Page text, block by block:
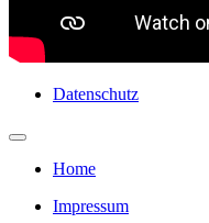
Datenschutz
Home
Impressum